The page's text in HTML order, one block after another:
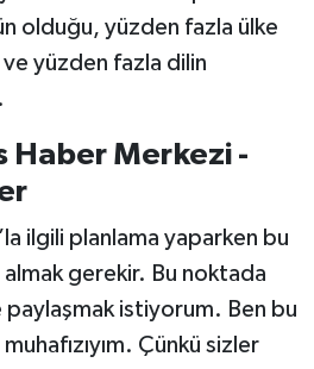
olduğu, yüzden fazla ülke
ve yüzden fazla dilin
Haber Merkezi -
ilgili planlama yaparken bu
gerekir. Bu noktada
paylaşmak istiyorum. Ben bu
Çünkü sizler